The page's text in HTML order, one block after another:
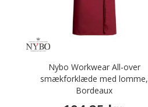
Nybo Workwear All-over
smækforklæde med lomme,
Bordeaux